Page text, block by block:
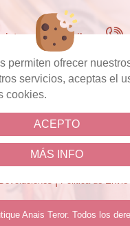
permiten ofrecer
servicios, aceptas el
cookies.
ACEPTO
MÁS INFO
Plaza 3, 35330, Teror Las
10:00 a 13:30, 16:30
Facebook
Aviso Legal|Política de
|
Anais Teror. Todos los